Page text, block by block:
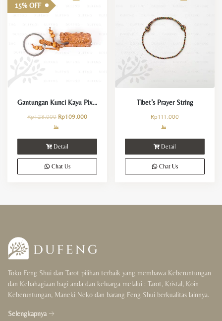
15% OFF
Gantungan Kunci Kayu Pixiu dan 3 Koin Keberuntungan
Rp128.000 Rp109.000
Detail
Chat Us
Tibet’s Prayer String
Rp111.000
Detail
Chat Us
Toko Feng Shui dan Tarot pilihan terbaik yang membawa Keberuntungan
dan Kebahagiaan bagi anda dan keluarga melalui : Tarot, Kristal, Koin
Keberuntungan, Maneki Neko dan barang Feng Shui berkualitas lainnya.
Selengkapnya